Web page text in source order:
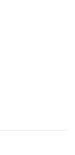
via X -
nieuwsbericht via
nieuwsbericht
dit